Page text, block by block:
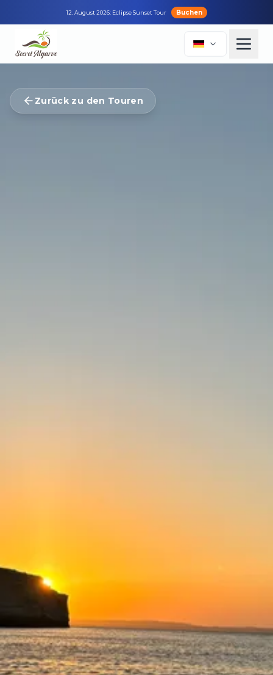
12. August 2026: Eclipse Sunset Tour Buchen
Zurück zu den Touren